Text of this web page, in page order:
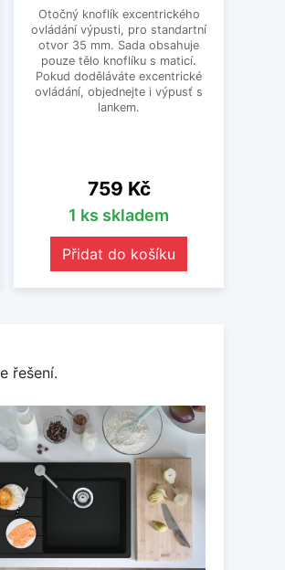
Otočný knoflík excentrického
ovládání výpusti, pro standartní
otvor 35 mm. Sada obsahuje
pouze tělo knoflíku s maticí.
Pokud doděláváte excentrické
ovládání, objednejte i výpusť s
lankem.
Cena
759 Kč
1 ks skladem
Přidat do košíku
řešení.